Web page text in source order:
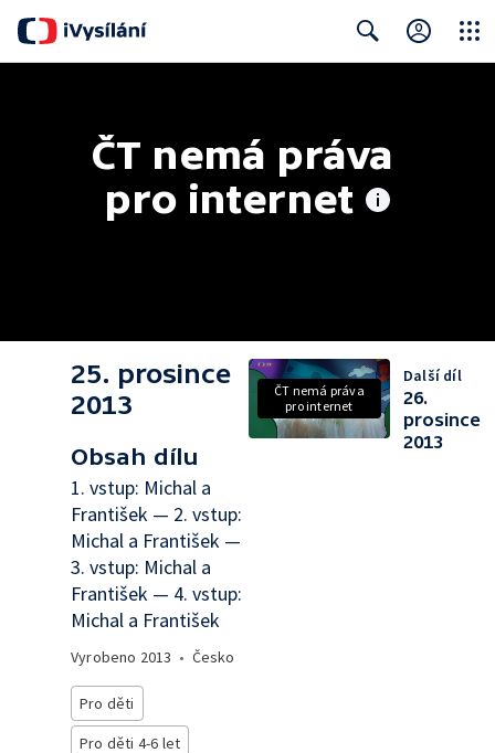
ČT nemá práva
pro internet
25. prosince
2013
Obsah dílu
1. vstup: Michal a
František — 2. vstup:
Michal a František —
3. vstup: Michal a
František — 4. vstup:
Michal a František
Vyrobeno 2013 • Česko
Pro děti
Pro děti 4-6 let
ČT nemá práva
pro internet
Další díl
26.
prosince
2013